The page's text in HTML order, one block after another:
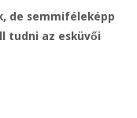
de semmiféleképp
tudni az esküvői